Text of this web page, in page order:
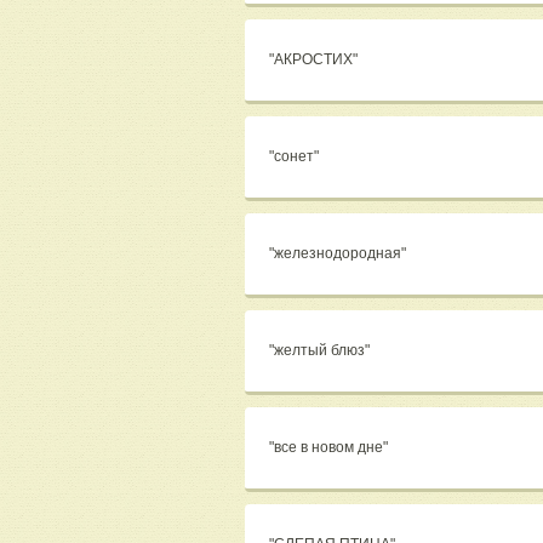
"АКРОСТИХ"
"сонет"
"железнодородная"
"желтый блюз"
"все в новом дне"